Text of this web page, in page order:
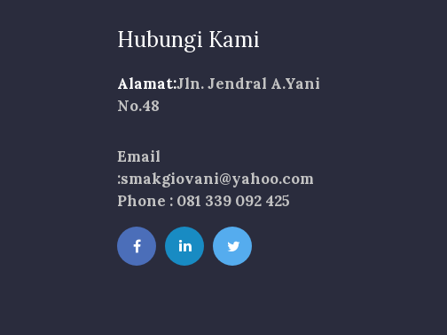
Hubungi Kami
Alamat:Jln. Jendral A.Yani
No.48
Email
:smakgiovani@yahoo.com
Phone : 081 339 092 425